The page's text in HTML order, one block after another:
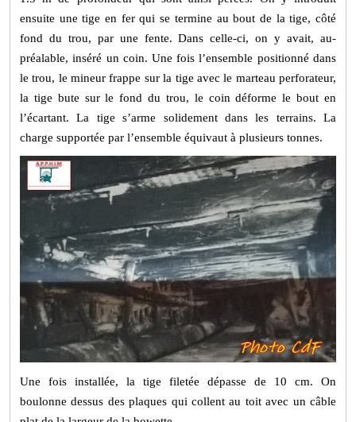
ensuite une tige en fer qui se termine au bout de la tige, côté
fond du trou, par une fente. Dans celle-ci, on y avait, au-
préalable, inséré un coin. Une fois l’ensemble positionné dans
le trou, le mineur frappe sur la tige avec le marteau perforateur,
la tige bute sur le fond du trou, le coin déforme le bout en
l’écartant. La tige s’arme solidement dans les terrains. La
charge supportée par l’ensemble équivaut à plusieurs tonnes.
Une fois installée, la tige filetée dépasse de 10 cm. On
boulonne dessus des plaques qui collent au toit avec un câble